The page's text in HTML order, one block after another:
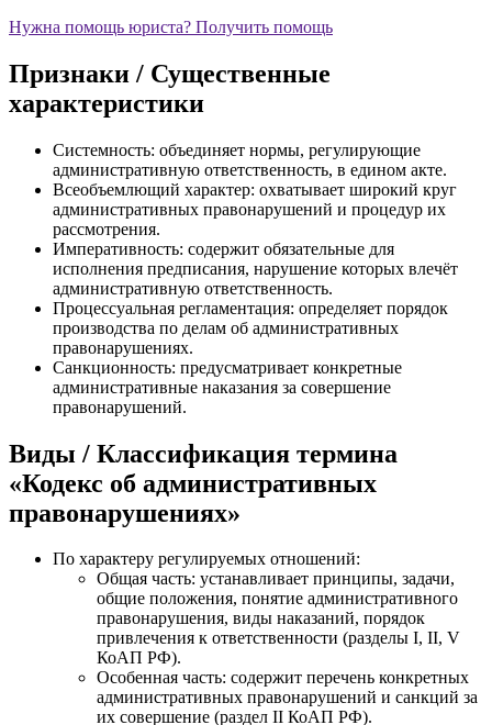
Нужна помощь юриста? Получить помощь
Признаки / Существенные
характеристики
Системность: объединяет нормы, регулирующие
административную ответственность, в едином акте.
Всеобъемлющий характер: охватывает широкий круг
административных правонарушений и процедур их
рассмотрения.
Императивность: содержит обязательные для
исполнения предписания, нарушение которых влечёт
административную ответственность.
Процессуальная регламентация: определяет порядок
производства по делам об административных
правонарушениях.
Санкционность: предусматривает конкретные
административные наказания за совершение
правонарушений.
Виды / Классификация термина
«Кодекс об административных
правонарушениях»
По характеру регулируемых отношений:
Общая часть: устанавливает принципы, задачи,
общие положения, понятие административного
правонарушения, виды наказаний, порядок
привлечения к ответственности (разделы I, II, V
КоАП РФ).
Особенная часть: содержит перечень конкретных
административных правонарушений и санкций за
их совершение (раздел II КоАП РФ).